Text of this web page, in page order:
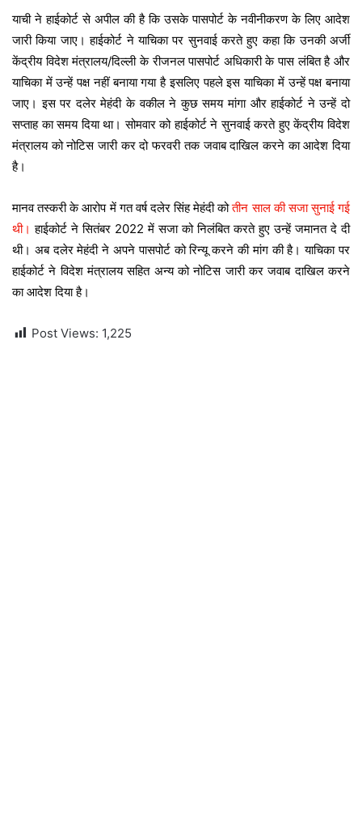
याची ने हाईकोर्ट से अपील की है कि उसके पासपोर्ट के नवीनीकरण के लिए आदेश
जारी किया जाए। हाईकोर्ट ने याचिका पर सुनवाई करते हुए कहा कि उनकी अर्जी
केंद्रीय विदेश मंत्रालय/दिल्ली के रीजनल पासपोर्ट अधिकारी के पास लंबित है और
याचिका में उन्हें पक्ष नहीं बनाया गया है इसलिए पहले इस याचिका में उन्हें पक्ष बनाया
जाए। इस पर दलेर मेहंदी के वकील ने कुछ समय मांगा और हाईकोर्ट ने उन्हें दो
सप्ताह का समय दिया था। सोमवार को हाईकोर्ट ने सुनवाई करते हुए केंद्रीय विदेश
मंत्रालय को नोटिस जारी कर दो फरवरी तक जवाब दाखिल करने का आदेश दिया
है।
मानव तस्करी के आरोप में गत वर्ष दलेर सिंह मेहंदी कोतीन साल की सजा सुनाई गई
थी। हाईकोर्ट ने सितंबर 2022 में सजा को निलंबित करते हुए उन्हें जमानत दे दी
थी। अब दलेर मेहंदी ने अपने पासपोर्ट को रिन्यू करने की मांग की है। याचिका पर
हाईकोर्ट ने विदेश मंत्रालय सहित अन्य को नोटिस जारी कर जवाब दाखिल करने
का आदेश दिया है।
Post Views: 1,225